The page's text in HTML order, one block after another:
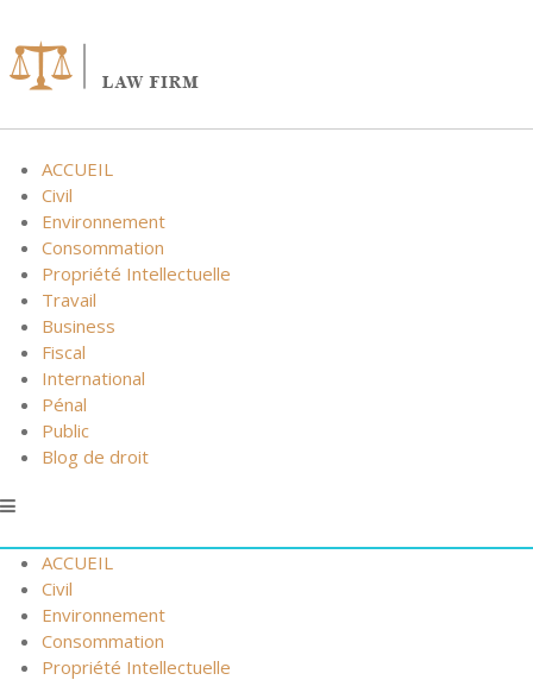
content
ACCUEIL
Civil
Environnement
Consommation
Propriété Intellectuelle
Travail
Business
Fiscal
International
Pénal
Public
Blog de droit
ACCUEIL
Civil
Environnement
Consommation
Propriété Intellectuelle